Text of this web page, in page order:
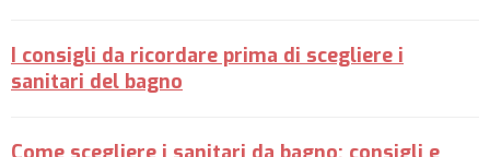
I consigli da ricordare prima di scegliere i
sanitari del bagno